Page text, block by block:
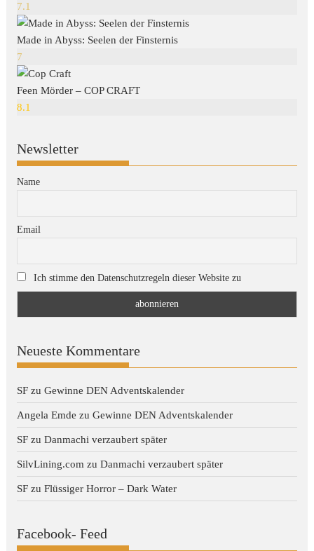
7.1
Made in Abyss: Seelen der Finsternis
7
Feen Mörder – COP CRAFT
8.1
Newsletter
Name
Email
Ich stimme den Datenschutzregeln dieser Website zu
Neueste Kommentare
SF zuGewinne DEN Adventskalender
Angela Emde zuGewinne DEN Adventskalender
SF zuDanmachi verzaubert später
SilvLining.com zuDanmachi verzaubert später
SF zuFlüssiger Horror – Dark Water
Facebook- Feed